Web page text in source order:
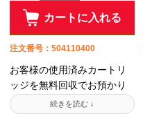
カートに入れる
注文番号：504110400
お客様の使用済みカートリ
ッジを無料回収でお預かり
して、トナーを充填後にお